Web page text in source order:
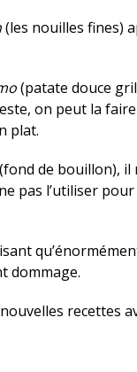
(les nouilles fines)
(patate douce
on peut la
plat.
(fond de bouillon),
pas l’utiliser pour
dommage.
recettes